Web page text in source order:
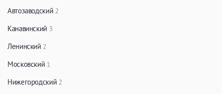
Автозаводский 2
Канавинский 3
Ленинский 2
Московский 1
Нижегородский 2